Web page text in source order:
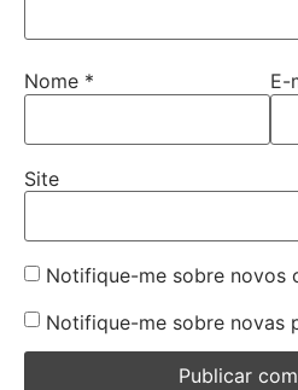
Nome * E-
Site
Notifique-me sobre novos
Notifique-me sobre novas